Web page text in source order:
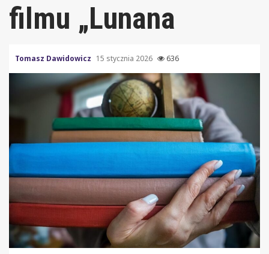
filmu „Lunana
Tomasz Dawidowicz 15 stycznia 2026 636